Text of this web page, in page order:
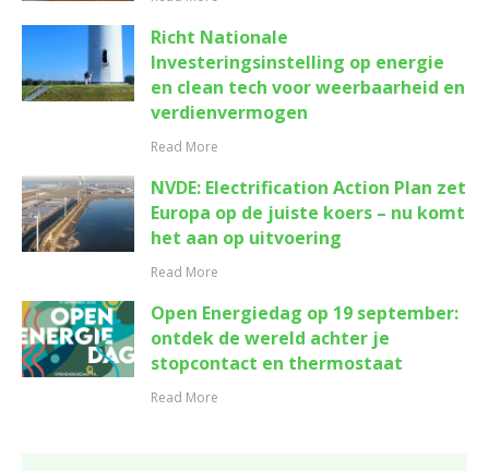
Richt Nationale
Investeringsinstelling op energie
en clean tech voor weerbaarheid en
verdienvermogen
Read More
NVDE: Electrification Action Plan zet
Europa op de juiste koers – nu komt
het aan op uitvoering
Read More
Open Energiedag op 19 september:
ontdek de wereld achter je
stopcontact en thermostaat
Read More